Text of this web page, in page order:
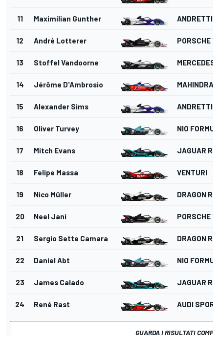
11 Maximilian Gunther ANDRETTI
12 André Lotterer PORSCHE
13 Stoffel Vandoorne MERCEDES
14 Jérôme D'Ambrosio MAHINDRA
15 Alexander Sims ANDRETTI
16 Oliver Turvey NIO
17 Mitch Evans JAGUAR
18 Felipe Massa VENTURI
19 Nico Müller DRAGON
20 Neel Jani PORSCHE
21 Sergio Sette Camara DRAGON
22 Daniel Abt NIO
23 James Calado JAGUAR
24 René Rast AUDI
GUARDA I RISULTATI